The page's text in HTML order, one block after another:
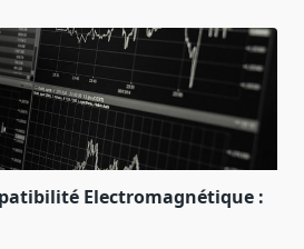
Electromagnétique :